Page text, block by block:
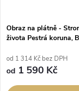
Obraz na plátně -
života Pestrá koruna,
od 1 314 Kč bez DPH
od 1 590 Kč